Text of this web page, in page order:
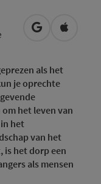
Openen in
als het
je oprechte
het leven van
het
van het
is het dorp een
als mensen